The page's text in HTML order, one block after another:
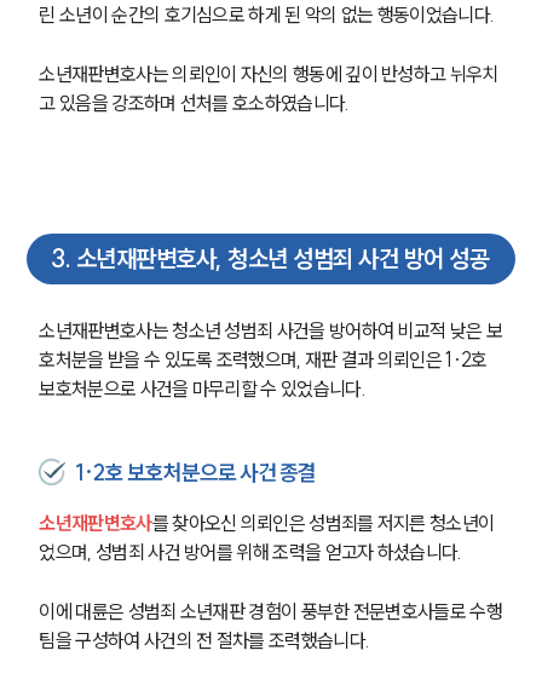
린 소년이 순간의 호기심으로 하게 된 악의 없는 행동이었습니다.
소년재판변호사는 의뢰인이 자신의 행동에 깊이 반성하고 뉘우치
고 있음을 강조하며 선처를 호소하였습니다.
3. 소년재판변호사, 청소년 성범죄 사건 방어 성공
소년재판변호사는 청소년 성범죄 사건을 방어하여 비교적 낮은 보
호처분을 받을 수 있도록 조력했으며, 재판 결과 의뢰인은 1·2호
보호처분으로 사건을 마무리할 수 있었습니다.
1·2호 보호처분으로 사건 종결
소년재판변호사를 찾아오신 의뢰인은 성범죄를 저지른 청소년이
었으며, 성범죄 사건 방어를 위해 조력을 얻고자 하셨습니다.
이에 대륜은 성범죄 소년재판 경험이 풍부한 전문변호사들로 수행
팀을 구성하여 사건의 전 절차를 조력했습니다.